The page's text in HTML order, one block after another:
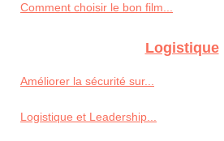
Comment choisir le bon film...
Logistique
Améliorer la sécurité sur...
Logistique et Leadership...